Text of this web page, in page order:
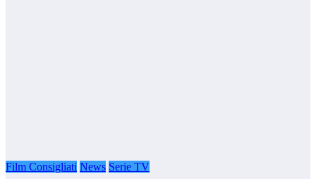
Film Consigliati News Serie TV